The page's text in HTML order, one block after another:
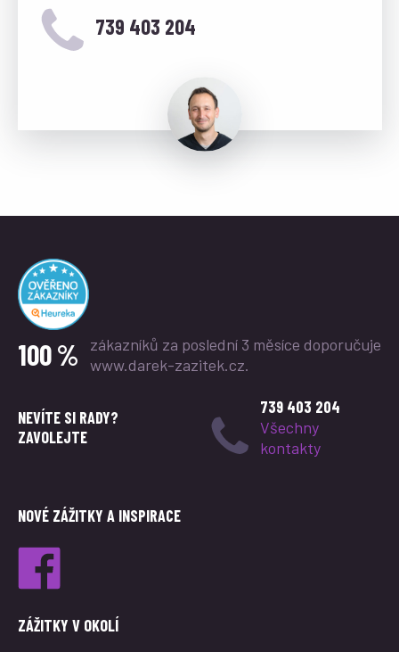
739 403 204
100 % zákazníků za poslední 3 měsíce doporučuje
www.darek-zazitek.cz.
NEVÍTE SI RADY?
ZAVOLEJTE
739 403 204
Všechny
kontakty
NOVÉ ZÁŽITKY A INSPIRACE
ZÁŽITKY V OKOLÍ